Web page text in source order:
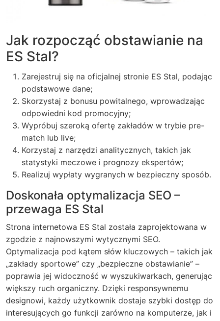
Jak rozpocząć obstawianie na
ES Stal?
Zarejestruj się na oficjalnej stronie ES Stal, podając
podstawowe dane;
Skorzystaj z bonusu powitalnego, wprowadzając
odpowiedni kod promocyjny;
Wypróbuj szeroką ofertę zakładów w trybie pre-
match lub live;
Korzystaj z narzędzi analitycznych, takich jak
statystyki meczowe i prognozy ekspertów;
Realizuj wypłaty wygranych w bezpieczny sposób.
Doskonała optymalizacja SEO –
przewaga ES Stal
Strona internetowa ES Stal została zaprojektowana w
zgodzie z najnowszymi wytycznymi SEO.
Optymalizacja pod kątem słów kluczowych – takich jak
„zakłady sportowe” czy „bezpieczne obstawianie” –
poprawia jej widoczność w wyszukiwarkach, generując
większy ruch organiczny. Dzięki responsywnemu
designowi, każdy użytkownik dostaje szybki dostęp do
interesujących go funkcji zarówno na komputerze, jak i